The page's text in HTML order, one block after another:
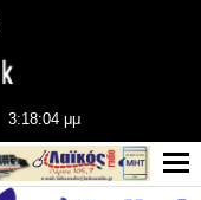
3:18:05 μμ